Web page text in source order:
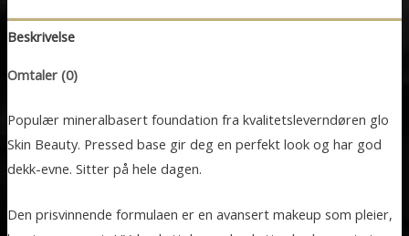
Beige
Medium
Beskrivelse
Omtaler (0)
Populær mineralbasert foundation fra kvalitetsleverndøren glo
Skin Beauty. Pressed base gir deg en perfekt look og har god
dekk-evne. Sitter på hele dagen.
Den prisvinnende formulaen er en avansert makeup som pleier,